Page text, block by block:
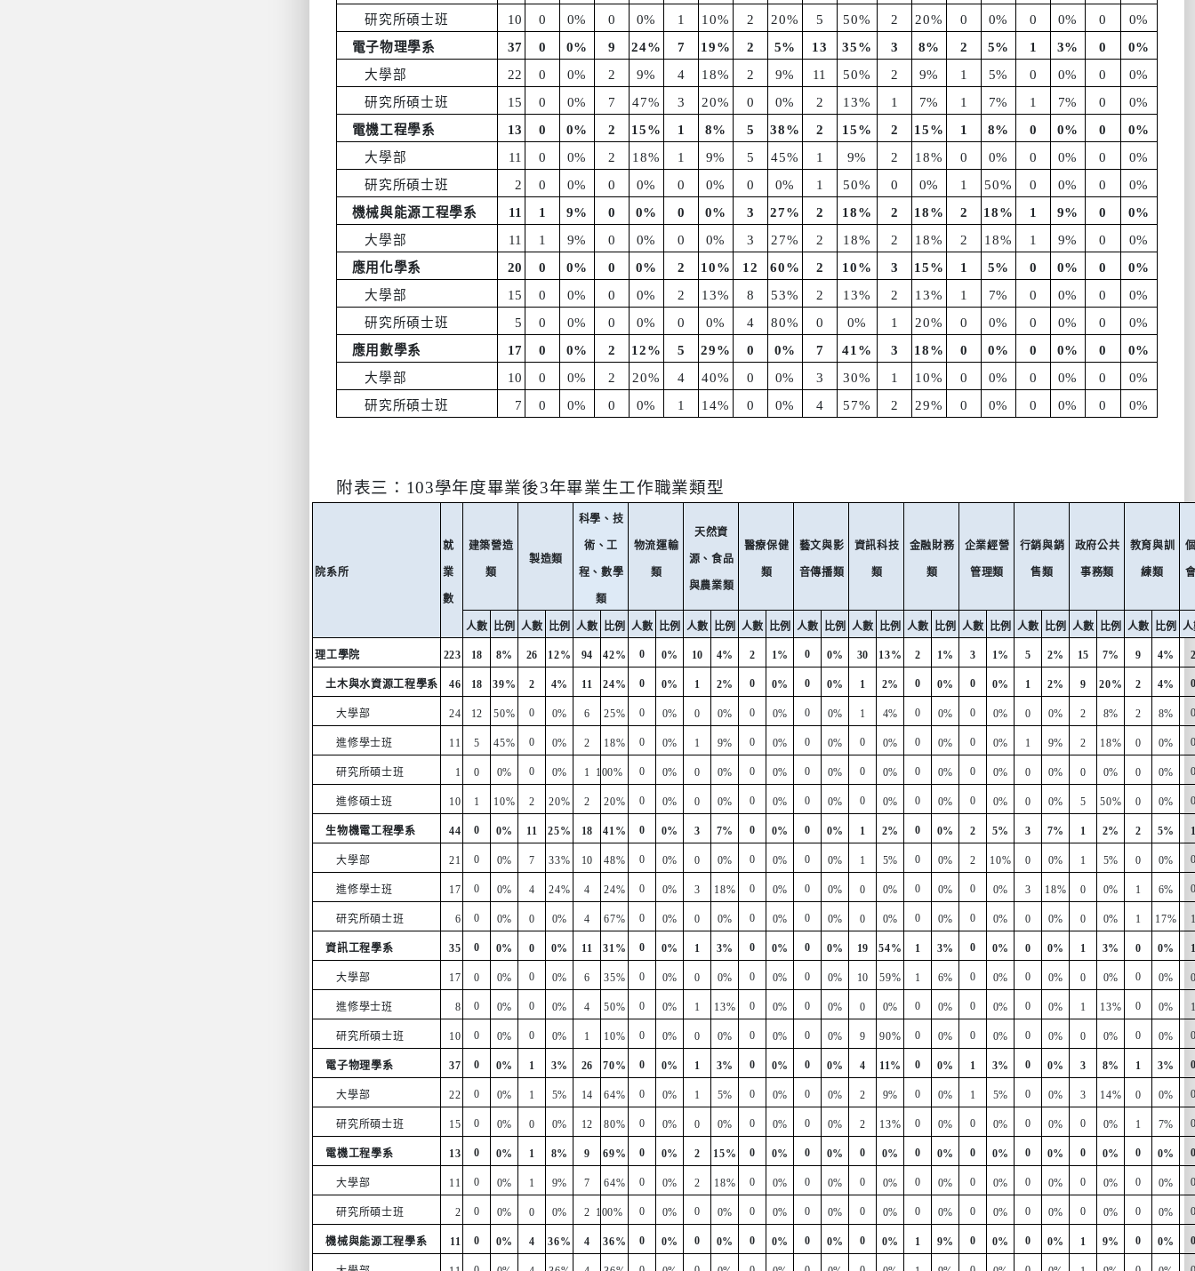
研究所碩士班
10 0 0% 0 0% 1 10% 2 20% 5 50% 2 20% 0 0% 0 0% 0
0%
電子物理學系
37 0 0% 9 24% 7 19% 2 5% 13 35% 3 8% 2 5% 1 3% 0
0%
大學部
22 0 0% 2 9% 4 18% 2 9% 11 50% 2 9% 1 5% 0 0% 0
0%
研究所碩士班
15 0 0% 7 47% 3 20% 0 0% 2 13% 1 7% 1 7% 1 7% 0
0%
電機工程學系
13 0 0% 2 15% 1 8% 5 38% 2 15% 2 15% 1 8% 0 0% 0
0%
大學部
11 0 0% 2 18% 1 9% 5 45% 1 9% 2 18% 0 0% 0 0% 0
0%
研究所碩士班
2 0 0% 0 0% 0 0% 0 0% 1 50% 0 0% 1 50% 0 0% 0
0%
機械與能源工程學系
11 1 9% 0 0% 0 0% 3 27% 2 18% 2 18% 2 18% 1 9% 0
0%
大學部
11 1 9% 0 0% 0 0% 3 27% 2 18% 2 18% 2 18% 1 9% 0
0%
應用化學系
20 0 0% 0 0% 2 10% 12 60% 2 10% 3 15% 1 5% 0 0% 0
0%
大學部
15 0 0% 0 0% 2 13% 8 53% 2 13% 2 13% 1 7% 0 0% 0
0%
研究所碩士班
5 0 0% 0 0% 0 0% 4 80% 0 0% 1 20% 0 0% 0 0% 0
0%
應用數學系
17 0 0% 2 12% 5 29% 0 0% 7 41% 3 18% 0 0% 0 0% 0
0%
大學部
10 0 0% 2 20% 4 40% 0 0% 3 30% 1 10% 0 0% 0 0% 0
0%
研究所碩士班
7 0 0% 0 0% 1 14% 0 0% 4 57% 2 29% 0 0% 0 0% 0 0%
附表三 ： 103學年度畢業後3年畢業生工作職業類型
院系所
就
業
數
建築營造
類
製造類
科學、技
術、工
程、數學
類
物流運輸
類
天然資
源、食品
與農業類
醫療保健
類
藝文與影
音傳播類
資訊科技
類
金融財務
類
企業經營
管理類
行銷與銷
售類
政府公共
事務類
教育與訓
練類
人數 比例 人數 比例 人數 比例 人數 比例 人數 比例 人數 比例 人數 比例 人數 比例 人數 比例 人數 比例 人數 比例 人數 比例 人數 比例
理工學院 223 18 8% 26 12% 94 42% 0 0% 10 4% 2 1% 0 0% 30 13% 2 1% 3 1% 5 2% 15 7% 9 4%
土木與水資源工程學系 46 18 39% 2 4% 11 24% 0 0% 1 2% 0 0% 0 0% 1 2% 0 0% 0 0% 1 2% 9 20% 2 4%
大學部 24 12 50% 0 0% 6 25% 0 0% 0 0% 0 0% 0 0% 1 4% 0 0% 0 0% 0 0% 2 8% 2 8%
進修學士班 11 5 45% 0 0% 2 18% 0 0% 1 9% 0 0% 0 0% 0 0% 0 0% 0 0% 1 9% 2 18% 0 0%
研究所碩士班 1 0 0% 0 0% 1 100% 0 0% 0 0% 0 0% 0 0% 0 0% 0 0% 0 0% 0 0% 0 0% 0 0%
進修碩士班 10 1 10% 2 20% 2 20% 0 0% 0 0% 0 0% 0 0% 0 0% 0 0% 0 0% 0 0% 5 50% 0 0%
生物機電工程學系 44 0 0% 11 25% 18 41% 0 0% 3 7% 0 0% 0 0% 1 2% 0 0% 2 5% 3 7% 1 2% 2 5%
大學部 21 0 0% 7 33% 10 48% 0 0% 0 0% 0 0% 0 0% 1 5% 0 0% 2 10% 0 0% 1 5% 0 0%
進修學士班 17 0 0% 4 24% 4 24% 0 0% 3 18% 0 0% 0 0% 0 0% 0 0% 0 0% 3 18% 0 0% 1 6%
研究所碩士班 6 0 0% 0 0% 4 67% 0 0% 0 0% 0 0% 0 0% 0 0% 0 0% 0 0% 0 0% 0 0% 1 17%
資訊工程學系 35 0 0% 0 0% 11 31% 0 0% 1 3% 0 0% 0 0% 19 54% 1 3% 0 0% 0 0% 1 3% 0 0%
大學部 17 0 0% 0 0% 6 35% 0 0% 0 0% 0 0% 0 0% 10 59% 1 6% 0 0% 0 0% 0 0% 0 0%
進修學士班 8 0 0% 0 0% 4 50% 0 0% 1 13% 0 0% 0 0% 0 0% 0 0% 0 0% 0 0% 1 13% 0 0%
研究所碩士班 10 0 0% 0 0% 1 10% 0 0% 0 0% 0 0% 0 0% 9 90% 0 0% 0 0% 0 0% 0 0% 0 0%
電子物理學系 37 0 0% 1 3% 26 70% 0 0% 1 3% 0 0% 0 0% 4 11% 0 0% 1 3% 0 0% 3 8% 1 3%
大學部 22 0 0% 1 5% 14 64% 0 0% 1 5% 0 0% 0 0% 2 9% 0 0% 1 5% 0 0% 3 14% 0 0%
研究所碩士班 15 0 0% 0 0% 12 80% 0 0% 0 0% 0 0% 0 0% 2 13% 0 0% 0 0% 0 0% 0 0% 1 7%
電機工程學系 13 0 0% 1 8% 9 69% 0 0% 2 15% 0 0% 0 0% 0 0% 0 0% 0 0% 0 0% 0 0% 0 0%
大學部 11 0 0% 1 9% 7 64% 0 0% 2 18% 0 0% 0 0% 0 0% 0 0% 0 0% 0 0% 0 0% 0 0%
研究所碩士班 2 0 0% 0 0% 2 100% 0 0% 0 0% 0 0% 0 0% 0 0% 0 0% 0 0% 0 0% 0 0% 0 0%
機械與能源工程學系 11 0 0% 4 36% 4 36% 0 0% 0 0% 0 0% 0 0% 0 0% 1 9% 0 0% 0 0% 1 9% 0 0%